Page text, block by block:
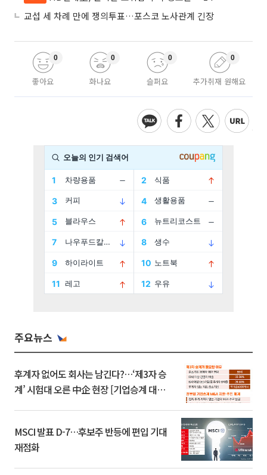
교섭 세 차례 만에 쟁의투표…포스코 노사관계 긴장
좋아요
0
화나요
0
슬퍼요
0
추가취재 원해요
0
주요뉴스
후계자 없어도 회사는 남긴다?…‘제3자 승
계’ 시험대 오른 中企 현장 [기업승계 대전
MSCI 발표 D-7…후보주 반등에 편입 기대
재점화